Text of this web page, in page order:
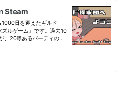
Steam
1000日を迎えたギルド
ルゲーム』です。過去10
、20隊あるパーティのど